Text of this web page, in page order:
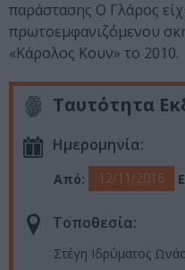
παράστασης Ο Γλάρος
πρωτοεμφανιζόμενου
«Κάρολος Κουν» το 2010.
Ταυτότητα
Ημερομηνία:
Από: 12/11/2016
Τοποθεσία:
Στέγη Ιδρύματος